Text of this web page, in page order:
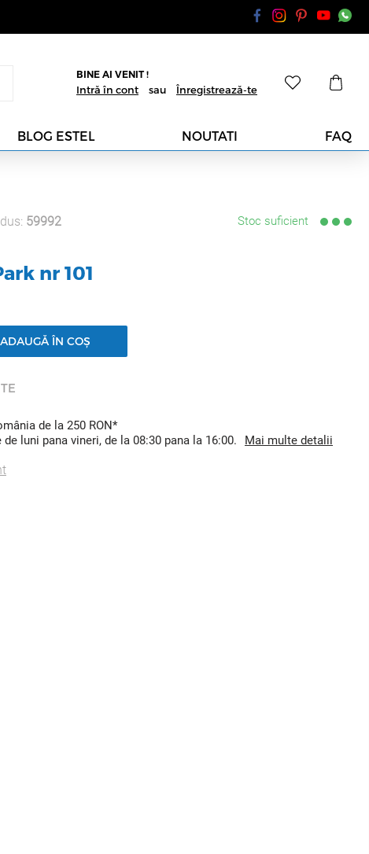
BINE AI VENIT !
Intră în cont sau Înregistrează-te
BLOG ESTEL NOUTATI FAQ
Stoc suficient
59992
nr 101
ADAUGĂ ÎN COȘ
de la 250 RON*
luni pana vineri, de la 08:30 pana la 16:00.
Mai multe detalii